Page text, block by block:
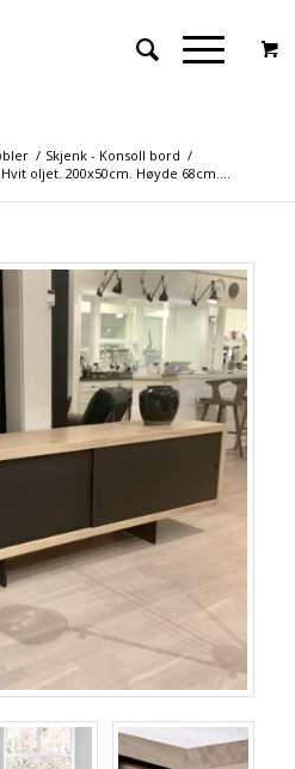
/ Skjenk - Konsoll bord /
oljet. 200x50cm. Høyde 68cm....